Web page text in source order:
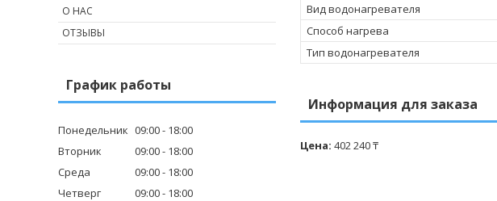
Вид водонагревателя
Способ нагрева
Тип водонагревателя
Информация для заказа
Цена: 402 240 ₸
О НАС
ОТЗЫВЫ
График работы
Понедельник 09:00
18:00
Вторник
09:00
18:00
Среда
09:00
18:00
Четверг
09:00
18:00